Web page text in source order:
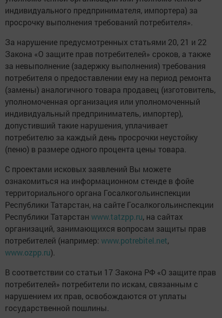
индивидуального предпринимателя, импортера) за
просрочку выполнения требований потребителя».
За нарушение предусмотренных статьями 20, 21 и 22
Закона «О защите прав потребителей» сроков, а также
за невыполнение (задержку выполнения) требования
потребителя о предоставлении ему на период ремонта
(замены) аналогичного товара продавец (изготовитель,
уполномоченная организация или уполномоченный
индивидуальный предприниматель, импортер),
допустивший такие нарушения, уплачивает
потребителю за каждый день просрочки неустойку
(пеню) в размере одного процента цены товара.
С проектами исковых заявлений Вы можете
ознакомиться на информацион­ном стенде в фойе
территориального органа Госалкогольинспекции
Республики Татарстан, на сайте Госалкогольинспекции
Республики Татарстан www.tatzpp.ru, на сайтах
организаций, занимающихся вопросам защиты прав
потребителей (например: www.potrebitel.net,
www.ozpp.ru).
В соответствии со статьи 17 Закона РФ «О защите прав
потребителей» потребители по искам, связанным с
нарушением их прав, освобождаются от уплаты
государственной пошлины.